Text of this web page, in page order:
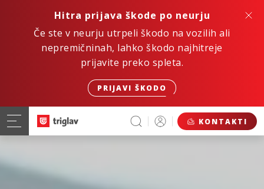
Hitra prijava škode po neurju
Če ste v neurju utrpeli škodo na vozilih ali
nepremičninah, lahko škodo najhitreje
prijavite preko spleta.
PRIJAVI ŠKODO
KONTAKTI